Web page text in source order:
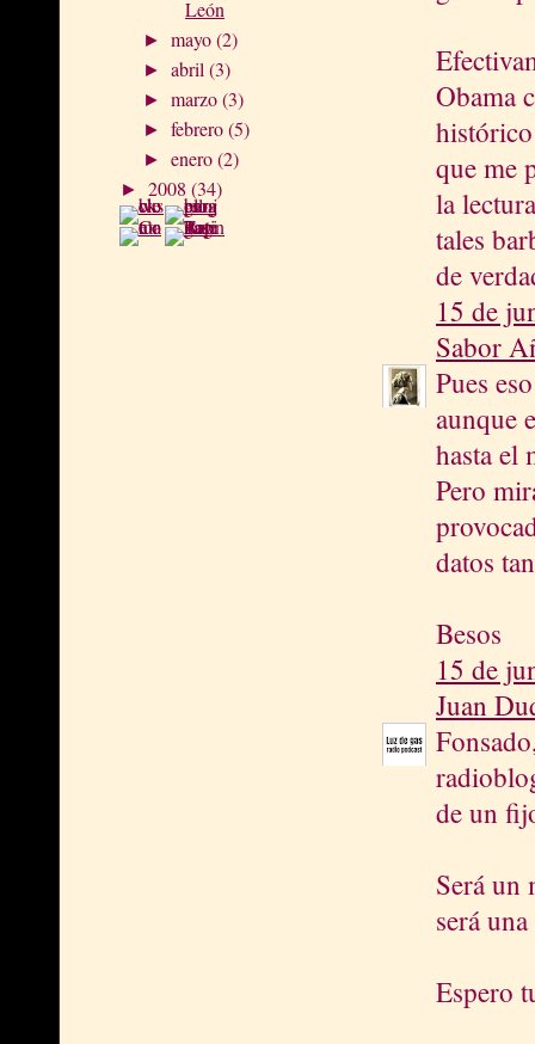
León
►mayo(2)
►abril(3)
►marzo(3)
►febrero(5)
►enero(2)
► 2008 (34)
Obama
que me
la
tales
de
15 de
Sabor
Pues
aunque
hasta el
Pero
datos
Besos
15 de
Juan
de un
Será un
será
Espero